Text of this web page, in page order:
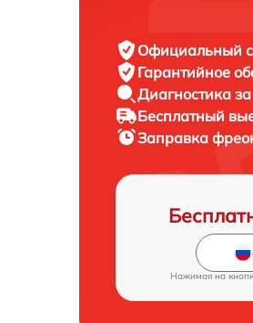
Официальный
Гарантийное
Диагностика
Бесплатный
Заправка
Нажимая на